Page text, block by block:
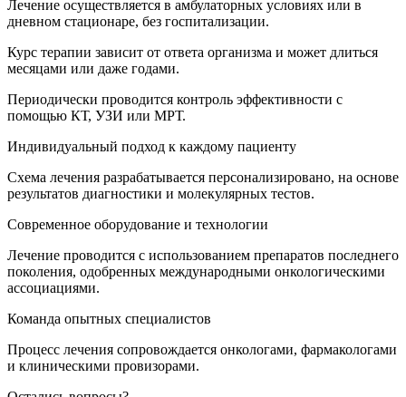
Лечение осуществляется в амбулаторных условиях или в
дневном стационаре, без госпитализации.
Курс терапии зависит от ответа организма и может длиться
месяцами или даже годами.
Периодически проводится контроль эффективности с
помощью КТ, УЗИ или МРТ.
Индивидуальный подход к каждому пациенту
Схема лечения разрабатывается персонализировано, на основе
результатов диагностики и молекулярных тестов.
Современное оборудование и технологии
Лечение проводится с использованием препаратов последнего
поколения, одобренных международными онкологическими
ассоциациями.
Команда опытных специалистов
Процесс лечения сопровождается онкологами, фармакологами
и клиническими провизорами.